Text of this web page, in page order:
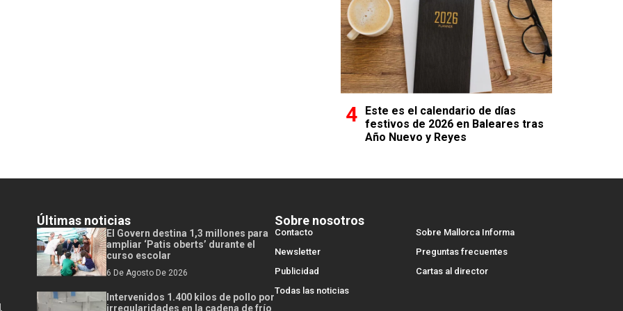
Este es el calendario de días
festivos de 2026 en Baleares tras
Año Nuevo y Reyes
Últimas noticias
El Govern destina 1,3 millones para
ampliar ‘Patis oberts’ durante el
curso escolar
6 De Agosto De 2026
Intervenidos 1.400 kilos de pollo por
irregularidades en la cadena de frío
Sobre nosotros
Contacto
Sobre Mallorca Informa
Newsletter
Preguntas frecuentes
Publicidad
Cartas al director
Todas las noticias